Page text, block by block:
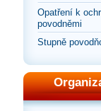
Opatření k
povodněmi
Stupně